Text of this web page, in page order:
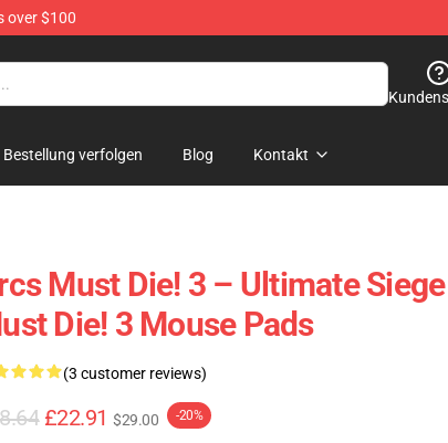
over $100
Bestellung verfolgen Blog Kontakt
Must Die! 3 – Ultimate
Die! 3 Mouse Pads
(3 customer reviews)
£22.91 $29.00 -20%